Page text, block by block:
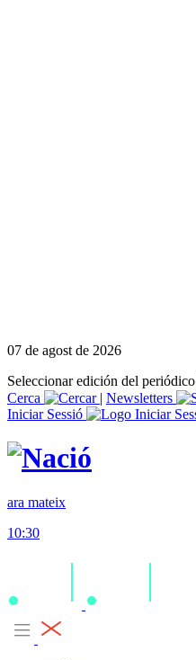
07 de agost de 2026
Seleccionar edición del periódico
Cerca
| Newsletters
Iniciar Sessió
ara mateix
10:30